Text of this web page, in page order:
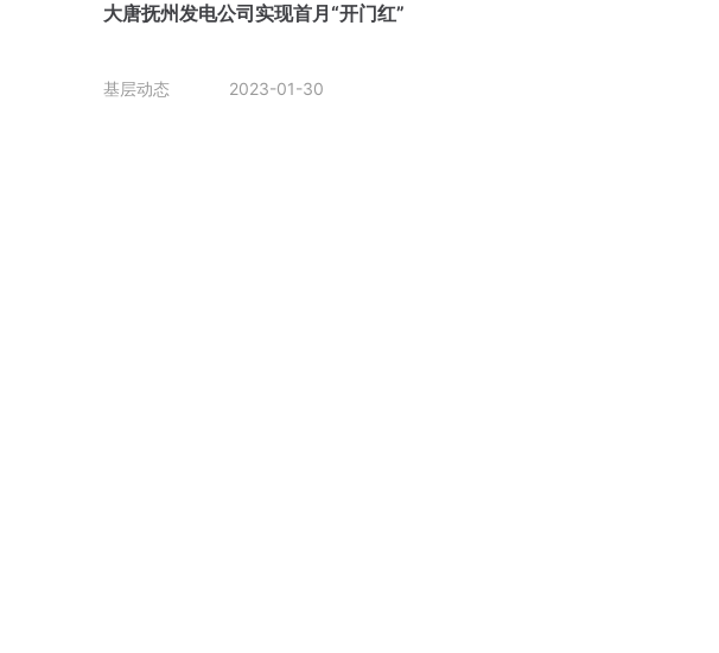
大唐抚州发电公司实现首月“开门红”
基层动态 2023-01-30